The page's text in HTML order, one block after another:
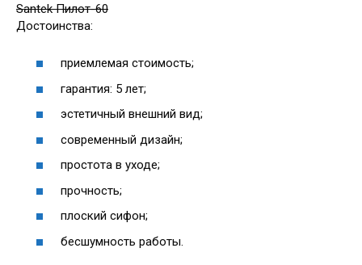
Santek Пилот-60
Достоинства:
приемлемая стоимость;
гарантия: 5 лет;
эстетичный внешний вид;
современный дизайн;
простота в уходе;
прочность;
плоский сифон;
бесшумность работы.